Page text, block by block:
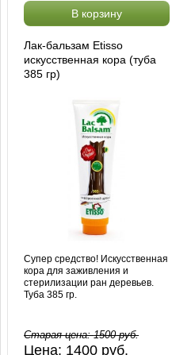
В корзину
Лак-бальзам Etisso
искусственная кора (туба
385 гр)
Супер средство! Искусственная
кора для заживления и
стерилизации ран деревьев.
Туба 385 гр.
Старая цена:1500руб.
Цена: 1400 руб.